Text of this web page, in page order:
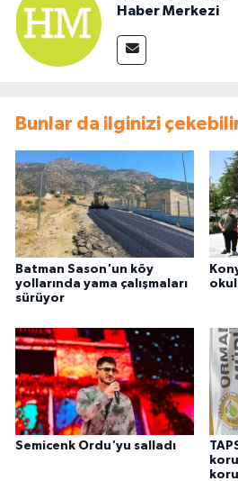
Haber Merkezi
Bunlar da ilginizi
Batman Sason'un köy
yollarında yama çalışmaları
sürüyor
Semicenk Ordu'yu salladı